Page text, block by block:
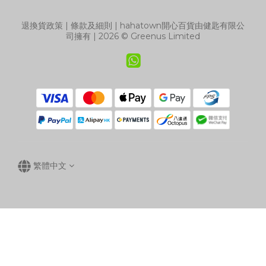
退換貨政策 | 條款及細則 | hahatown開心百貨由健匙有限公
司擁有 | 2026 © Greenus Limited
繁體中文